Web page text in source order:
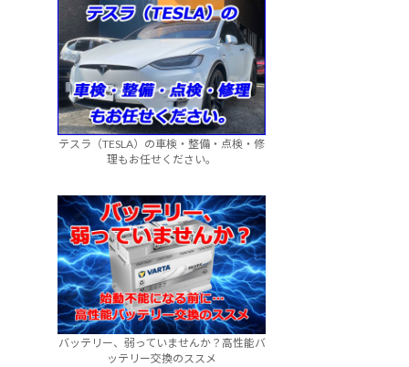
テスラ（TESLA）の車検・整備・点検・修
理もお任せください。
バッテリー、弱っていませんか？高性能バ
ッテリー交換のススメ